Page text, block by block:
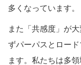
多くなっています。
また「共感度」が
ずパーパスとロー
ます。私たちは多